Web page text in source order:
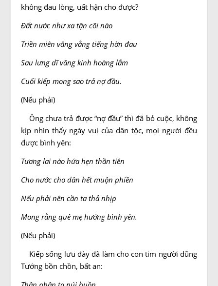
không đau lòng, uất hận cho được?
Ðất nước như xa tận cõi nào
Triền miên văng vẳng tiếng hờn đau
Sau lưng dĩ vãng kinh hoàng lắm
Cuối kiếp mong sao trả nợ đầu.
(Nếu phải)
Ông chưa trả được “nợ đầu” thì đã bỏ cuộc, không
kịp nhìn thấy ngày vui của dân tộc, mọi người đều
được bình yên:
Tương lai nào hứa hẹn thần tiên
Cho nước cho dân hết muộn phiền
Nếu phải nên cần ta thả nhịp
Mong rằng quê mẹ hưởng bình yên.
(Nếu phải)
Kiếp sống lưu đày đã làm cho con tim người dũng
Tướng bồn chồn, bất an: